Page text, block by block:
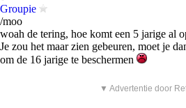
Groupie
/moo
woah de tering, hoe komt een 5 jarige al
Je zou het maar zien gebeuren, moet je
om de 16 jarige te beschermen
▼ Advertentie door